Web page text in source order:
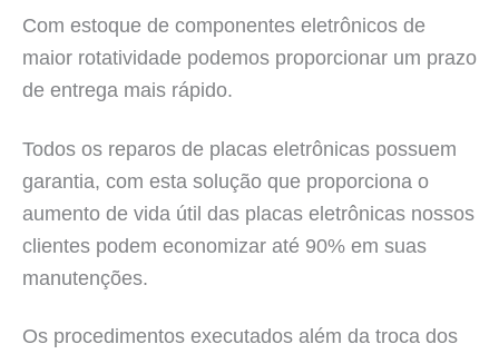
Com estoque de componentes eletrônicos de
maior rotatividade podemos proporcionar um prazo
de entrega mais rápido.
Todos os reparos de placas eletrônicas possuem
garantia, com esta solução que proporciona o
aumento de vida útil das placas eletrônicas nossos
clientes podem economizar até 90% em suas
manutenções.
Os procedimentos executados além da troca dos